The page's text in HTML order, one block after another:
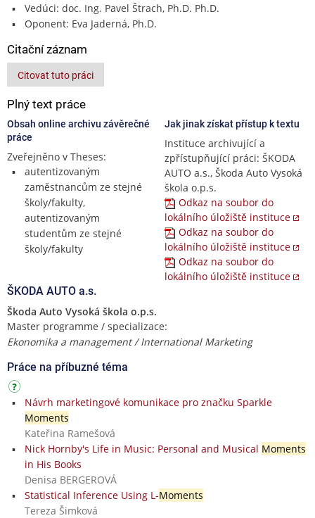
Vedúci: doc. Ing. Pavel Štrach, Ph.D. Ph.D.
Oponent: Eva Jaderná, Ph.D.
Citační záznam
Citovat tuto práci
Plný text práce
Obsah online archivu závěrečné
práce
Zveřejněno v Theses:
autentizovaným
zaměstnancům ze stejné
školy/fakulty,
autentizovaným
studentům ze stejné
školy/fakulty
Jak jinak získat přístup k textu
Instituce archivující a
zpřístupňující práci: ŠKODA
AUTO a.s., Škoda Auto Vysoká
škola o.p.s.
Odkaz na soubor do
lokálního úložiště instituce
Odkaz na soubor do
lokálního úložiště instituce
Odkaz na soubor do
lokálního úložiště instituce
ŠKODA AUTO a.s.
Škoda Auto Vysoká škola o.p.s.
Master programme / specializace:
Ekonomika a management / International Marketing
Práce na příbuzné téma
Návrh marketingové komunikace pro značku Sparkle
Moments
Kateřina Ramešová
Nick Hornby's Life in Music: Personal and Musical Moments
in His Books
Denisa BERGEROVÁ
Statistical Inference Using L-Moments
Tereza Šimková